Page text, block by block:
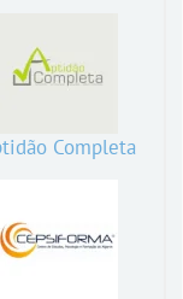
Completa